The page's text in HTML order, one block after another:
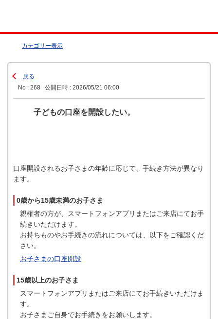
カテゴリー表示
戻る
No : 268
公開日時 : 2026/05/21 06:00
子どもの口座を開設したい。
口座開設されるお子さまの年齢に応じて、手続き方法が異なり
ます。
0歳から15歳未満のお子さま
親権者の方が、スマートフォンアプリまたはご来店にてお手
続きいただけます。
お持ちものやお手続きの流れについては、以下をご確認くだ
さい。
お子さまの口座開設
15歳以上のお子さま
スマートフォンアプリまたはご来店にてお手続きいただけま
す。
お子さまご自身でお手続きをお願いします。